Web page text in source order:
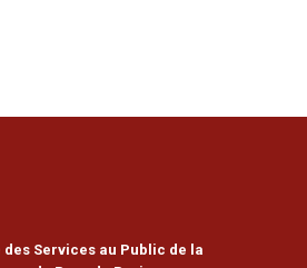
Services au Public de la